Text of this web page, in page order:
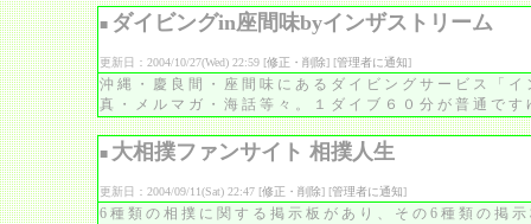
■ ダイビングin座間味byインザストリーム
更新日：2004/10/27(Wed) 22:59 [修正・削除] [管理者に通知]
沖縄・慶良間・座間味にあるダイビングサービス「
真・メルマガ・海話等々。１ダイブ６０分が普通で
■ 大相撲ファンサイト 相撲人生
更新日：2004/09/11(Sat) 22:47 [修正・削除] [管理者に通知]
6種類の相撲に関する掲示板があり、その6種類の掲